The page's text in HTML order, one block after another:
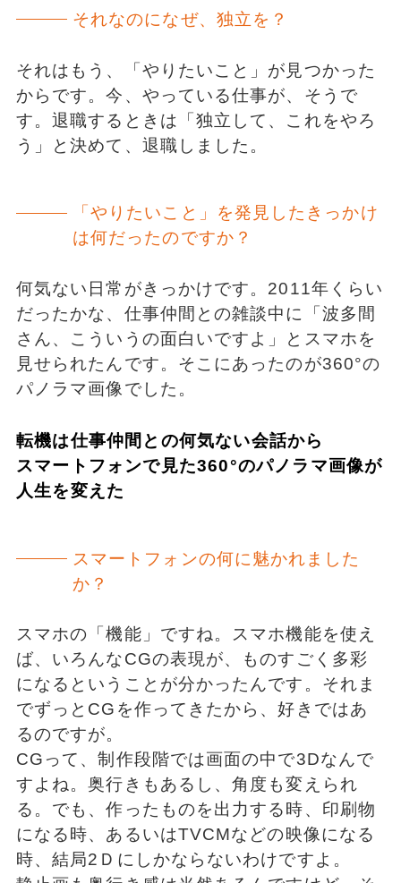
それなのになぜ、独立を？
それはもう、「やりたいこと」が見つかった
からです。今、やっている仕事が、そうで
す。退職するときは「独立して、これをやろ
う」と決めて、退職しました。
「やりたいこと」を発見したきっかけ
は何だったのですか？
何気ない日常がきっかけです。2011年くらい
だったかな、仕事仲間との雑談中に「波多間
さん、こういうの面白いですよ」とスマホを
見せられたんです。そこにあったのが360°の
パノラマ画像でした。
転機は仕事仲間との何気ない会話から
スマートフォンで見た360°のパノラマ画像が
人生を変えた
スマートフォンの何に魅かれました
か？
スマホの「機能」ですね。スマホ機能を使え
ば、いろんなCGの表現が、ものすごく多彩
になるということが分かったんです。それま
でずっとCGを作ってきたから、好きではあ
るのですが。
CGって、制作段階では画面の中で3Dなんで
すよね。奥行きもあるし、角度も変えられ
る。でも、作ったものを出力する時、印刷物
になる時、あるいはTVCMなどの映像になる
時、結局2Ｄにしかならないわけですよ。